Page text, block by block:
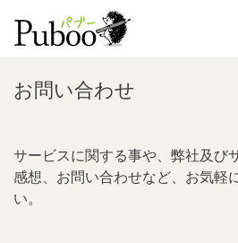
お問い合わせ
サービスに関する事や、弊社及び
感想、お問い合わせなど、お気軽
い。